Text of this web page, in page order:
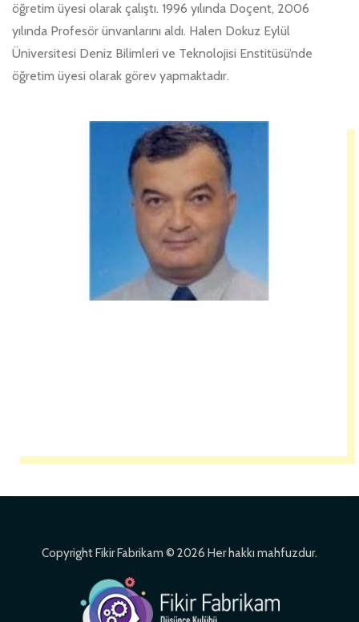
öğretim üyesi olarak çalıştı. 1996 yılında Doçent, 2006
yılında Profesör ünvanlarını aldı. Halen Dokuz Eylül
Üniversitesi Deniz Bilimleri ve Teknolojisi Enstitüsü’nde
öğretim üyesi olarak görev yapmaktadır.
Copyright Fikir Fabrikam © 2026 Her hakkı mahfuzdur.